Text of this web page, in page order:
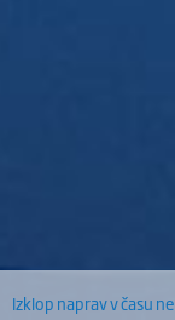
Izklop naprav v času